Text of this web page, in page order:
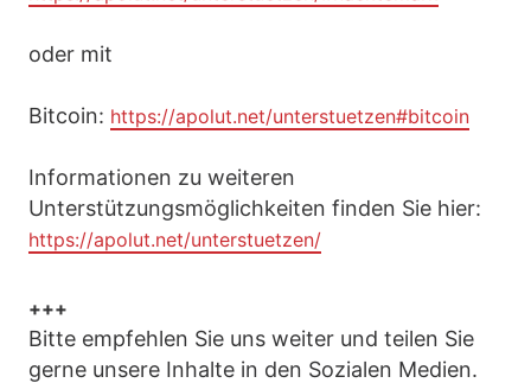
oder mit
Bitcoin: https://apolut.net/unterstuetzen#bitcoin
Informationen zu weiteren
Unterstützungsmöglichkeiten finden Sie hier:
https://apolut.net/unterstuetzen/
+++
Bitte empfehlen Sie uns weiter und teilen Sie
gerne unsere Inhalte in den Sozialen Medien.